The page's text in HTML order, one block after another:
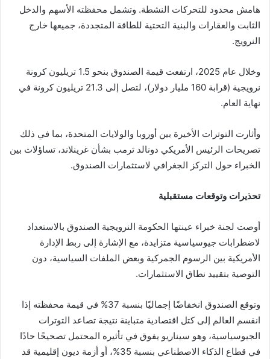
هامش محدود للتحركات النشطة. وتشمل محفظته الأسهم والدخل
الثابت والعقارات والبنية التحتية للطاقة المتجددة، جميعها خارج
النرويج.
وخلال عام 2025، ارتفعت قيمة الصندوق بنحو 1.5 تريليون كرونة
نرويجية (قرابة 160 مليار دولار)، لتصل إلى 21.3 تريليون كرونة في
نهاية العام.
وأثارت التوترات الأخيرة بين أوروبا والولايات المتحدة، بما في ذلك
تصريحات الرئيس الأمريكي دونالد ترمب بشأن غرينلاند، تساؤلات بين
الخبراء حول التركز الجغرافي لاستثمارات الصندوق.
تحذيرات وتوقعات مستقبلية
أوصت لجنة خبراء عينتها الحكومة النرويجية الصندوق بالاستعداد
لاضطرابات جيوسياسية متزايدة، مع الإشارة إلى ربط الإدارة
الأمريكية بين الرسوم الجمركية وبعض الملفات السياسية، دون
التوصية بتقييد نطاق الاستثمارات.
وتوقع الصندوق انخفاضًا إجماليًا بنسبة 37% في قيمة محفظته إذا
انقسم العالم إلى كتل اقتصادية متباينة نتيجة تصاعد التوترات
الجيوسياسية، وهو سيناريو يفوق في تأثيره المحتمل تصحيحًا حادًا
في قطاع الذكاء الاصطناعي بنسبة 35%، أو أزمة ديون إقليمية قد